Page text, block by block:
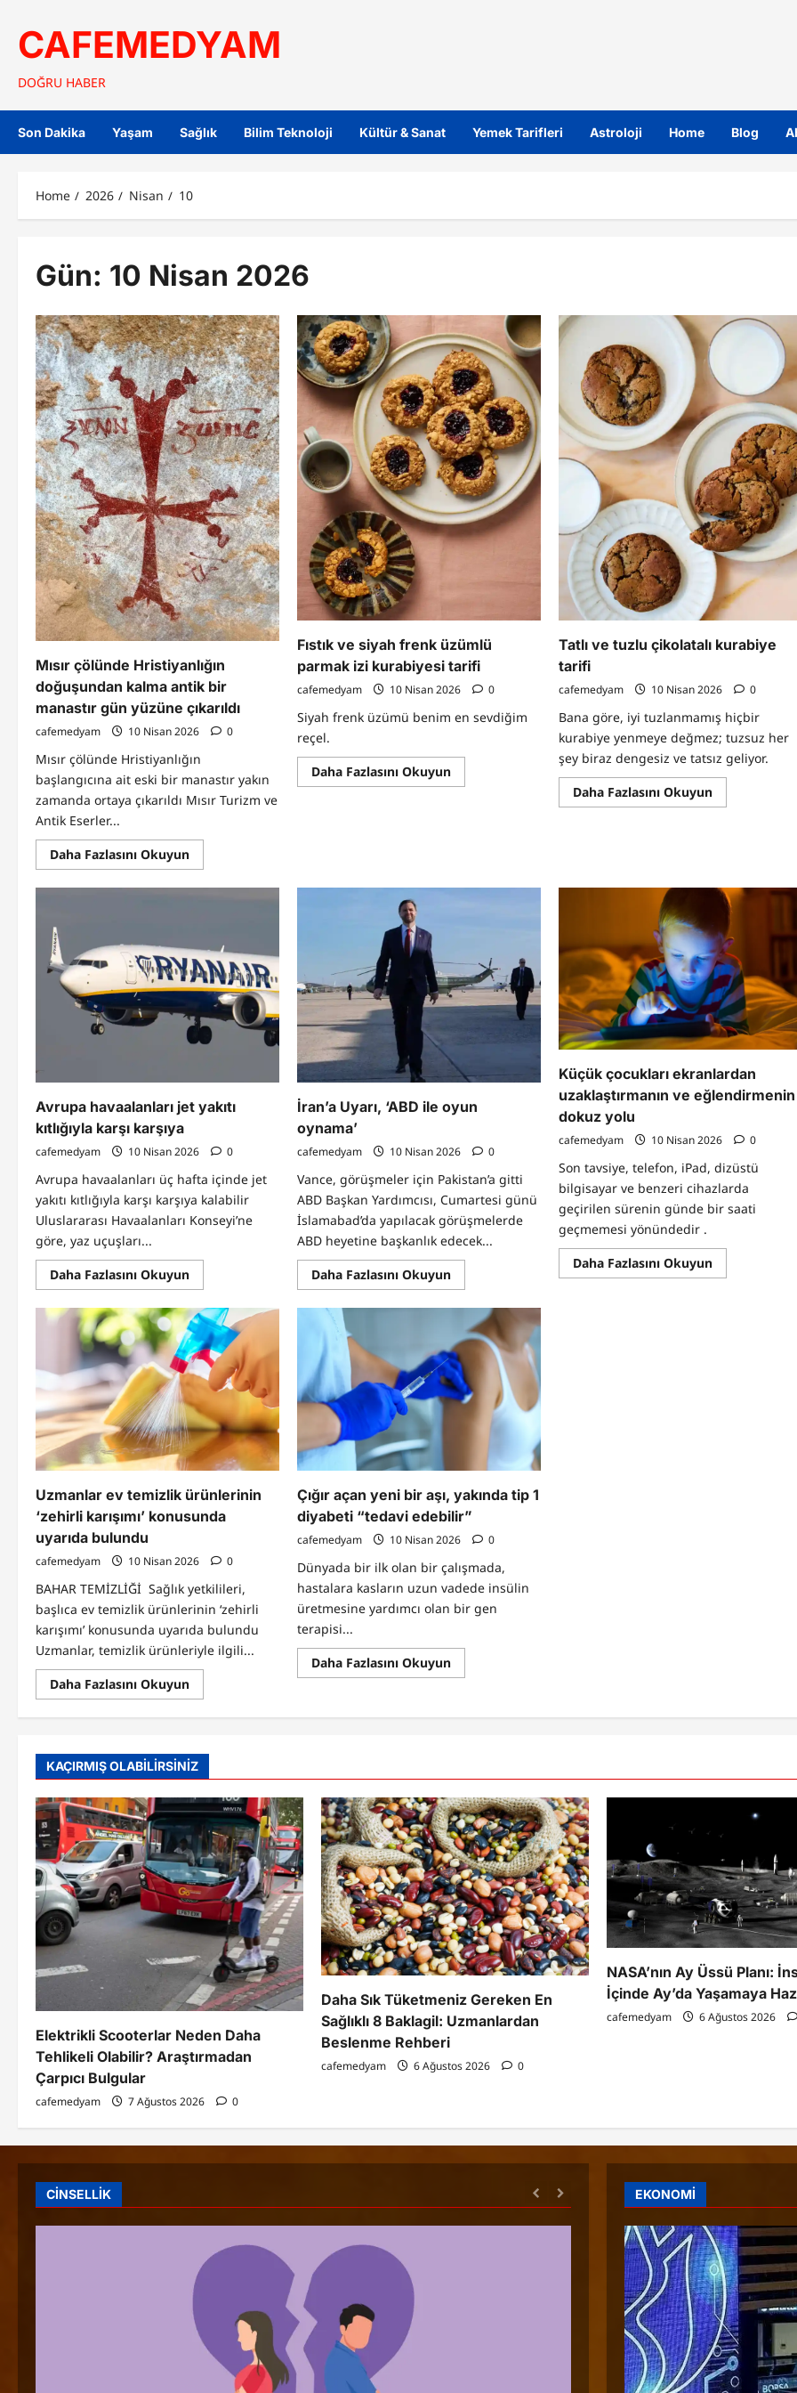
content
CAFEMEDYAM
DOĞRU HABER
Son Dakika Yaşam Sağlık Bilim Teknoloji Kültür & Sanat Yemek Tarifleri Astroloji Home Blog
Home 2026 Nisan 10
Gün: 10 Nisan 2026
Mısır çölünde Hristiyanlığın
doğuşundan kalma antik bir
manastır gün yüzüne çıkarıldı
cafemedyam 10 Nisan 2026 0
Mısır çölünde Hristiyanlığın
başlangıcına ait eski bir manastır yakın
zamanda ortaya çıkarıldı Mısır Turizm ve
Antik Eserler...
Daha Fazlasını OkuyunRead
more
Mısır
antik
bir
manastır
gün
yüzüne
çıkarıldı
Fıstık ve siyah frenk üzümlü
parmak izi kurabiyesi tarifi
cafemedyam 10 Nisan 2026 0
Siyah frenk üzümü benim en sevdiğim
reçel.
Daha Fazlasını OkuyunRead
more
Tatlı ve tuzlu çikolatalı kurabiye
tarifi
cafemedyam 10 Nisan 2026 0
Bana göre, iyi tuzlanmamış hiçbir
kurabiye yenmeye değmez; tuzsuz her
şey biraz dengesiz ve tatsız geliyor.
Daha Fazlasını OkuyunRead
more
tarifi
Avrupa havaalanları jet yakıtı
kıtlığıyla karşı karşıya
cafemedyam 10 Nisan 2026 0
Avrupa havaalanları üç hafta içinde jet
yakıtı kıtlığıyla karşı karşıya kalabilir
Uluslararası Havaalanları Konseyi’ne
göre, yaz uçuşları...
Daha Fazlasını OkuyunRead
more
Avrupa
havaalanları
jet
yakıtı
kıtlığıyla
karşı
karşıya
İran’a Uyarı, ‘ABD ile oyun
oynama’
cafemedyam 10 Nisan 2026 0
Vance, görüşmeler için Pakistan’a gitti
ABD Başkan Yardımcısı, Cumartesi günü
İslamabad’da yapılacak görüşmelerde
ABD heyetine başkanlık edecek...
Daha Fazlasını OkuyunRead
more
İran’a
Uyarı,
‘ABD
ile
oyun
oynama’
Küçük çocukları ekranlardan
uzaklaştırmanın ve eğlendirmenin
dokuz yolu
cafemedyam 10 Nisan 2026 0
Son tavsiye, telefon, iPad, dizüstü
bilgisayar ve benzeri cihazlarda
geçirilen sürenin günde bir saati
geçmemesi yönündedir .
Daha Fazlasını OkuyunRead
more
Uzmanlar ev temizlik ürünlerinin
‘zehirli karışımı’ konusunda
uyarıda bulundu
cafemedyam 10 Nisan 2026 0
BAHAR TEMİZLİĞİ Sağlık yetkilileri,
başlıca ev temizlik ürünlerinin ‘zehirli
karışımı’ konusunda uyarıda bulundu
Uzmanlar, temizlik ürünleriyle ilgili...
Daha Fazlasını OkuyunRead
more
Uzmanlar
ürünlerinin
‘zehirli
karışımı’
konusunda
uyarıda
bulundu
Çığır açan yeni bir aşı, yakında tip 1
diyabeti “tedavi edebilir”
cafemedyam 10 Nisan 2026 0
Dünyada bir ilk olan bir çalışmada,
hastalara kasların uzun vadede insülin
üretmesine yardımcı olan bir gen
terapisi...
Daha Fazlasını OkuyunRead
more
diyabeti
“tedavi
edebilir”
KAÇIRMIŞ OLABİLİRSİNİZ
Elektrikli Scooterlar Neden Daha
Tehlikeli Olabilir? Araştırmadan
Çarpıcı Bulgular
cafemedyam 7 Ağustos 2026 0
Daha Sık Tüketmeniz Gereken En
Sağlıklı 8 Baklagil: Uzmanlardan
Beslenme Rehberi
cafemedyam 6 Ağustos 2026 0
NASA’nın Ay Üssü Planı:
İçinde Ay’da Yaşamaya
cafemedyam 6 Ağustos 2026
CİNSELLİK EKONOMİ